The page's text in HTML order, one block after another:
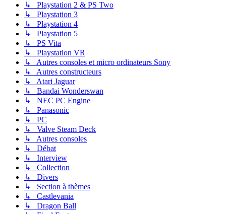
↳ Playstation 2 & PS Two
↳ Playstation 3
↳ Playstation 4
↳ Playstation 5
↳ PS Vita
↳ Playstation VR
↳ Autres consoles et micro ordinateurs Sony
↳ Autres constructeurs
↳ Atari Jaguar
↳ Bandai Wonderswan
↳ NEC PC Engine
↳ Panasonic
↳ PC
↳ Valve Steam Deck
↳ Autres consoles
↳ Débat
↳ Interview
↳ Collection
↳ Divers
↳ Section à thèmes
↳ Castlevania
↳ Dragon Ball